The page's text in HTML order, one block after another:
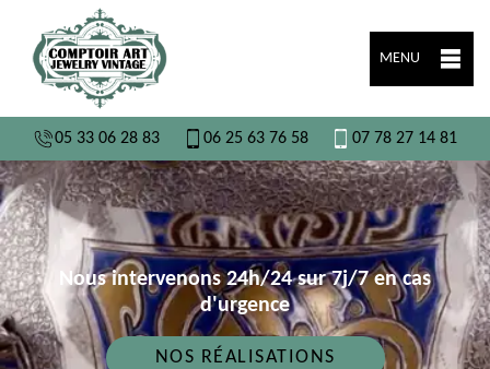
MENU
05 33 06 28 83 06 25 63 76 58 07 78 27 14 81
Nous intervenons 24h/24 sur 7j/7 en cas
d'urgence
NOS RÉALISATIONS